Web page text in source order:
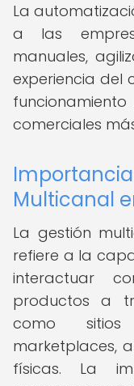
La
a las
manuales,
experiencia del
comerciales
Multicanal
La gestión
refiere a la
interactuar
productos a
como
marketplaces,
físicas. La